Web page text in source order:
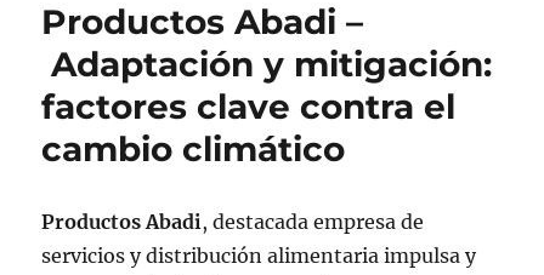
Productos Abadi –
Adaptación y mitigación:
factores clave contra el
cambio climático
Productos Abadi, destacada empresa de
servicios y distribución alimentaria impulsa y